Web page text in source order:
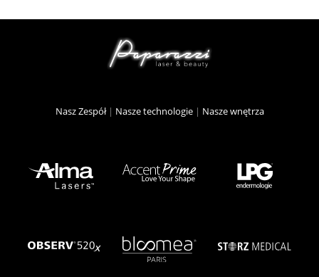
Nasz Zespół| Nasze technologie| Nasze wnętrza